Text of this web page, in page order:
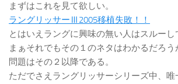
まずはこれを見て欲しい。
ラングリッサーⅢ2005移植失敗！！
とはいえラングに興味の無い人はスルーし
まぁそれでもその１のネタはわかるだろう
問題はその２以降である。
ただでさえラングリッサーシリーズ中、唯